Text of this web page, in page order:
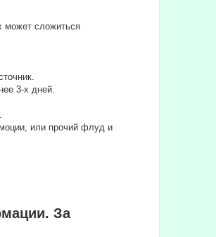
может сложиться
3-х дней.
или прочий флуд и
За